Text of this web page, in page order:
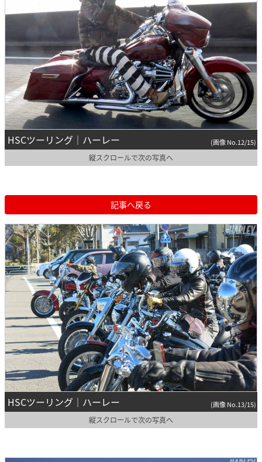
HSCツーリング｜ハーレー (画像 No.12/15)
縦スクロールで次の写真へ
記事へ戻る
HSCツーリング｜ハーレー (画像 No.13/15)
縦スクロールで次の写真へ